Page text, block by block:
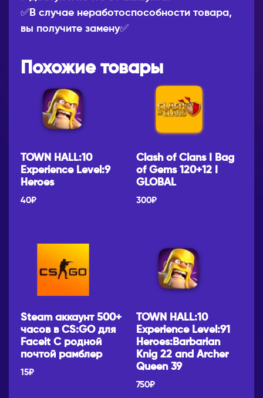
✅В случае неработоспособности товара,
вы получите замену✅
Похожие товары
TOWN HALL:10
Experience Level:9
Heroes
40₽
Clash of Clans I Bag
of Gems 120+12 I
GLOBAL
300₽
Steam аккаунт 500+
часов в CS:GO для
Faceit С родной
почтой рамблер
15₽
TOWN HALL:10
Experience Level:91
Heroes:Barbarian
Knig 22 and Archer
Queen 39
750₽